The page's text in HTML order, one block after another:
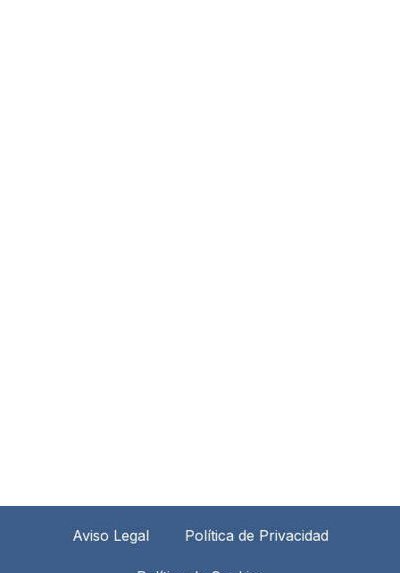
Aviso Legal Política de Privacidad